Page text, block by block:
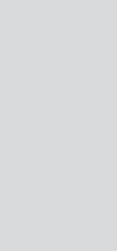
erledigt.
konnte ich
und
tolle
jeden Fall
empfehle die